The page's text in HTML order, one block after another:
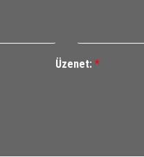
Üzenet: *